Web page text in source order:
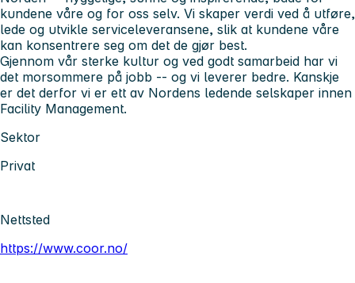
kundene våre og for oss selv. Vi skaper verdi ved å utføre,
lede og utvikle serviceleveransene, slik at kundene våre
kan konsentrere seg om det de gjør best.
Gjennom vår sterke kultur og ved godt samarbeid har vi
det morsommere på jobb -- og vi leverer bedre. Kanskje
er det derfor vi er ett av Nordens ledende selskaper innen
Facility Management.
Sektor
Privat
Nettsted
https://www.coor.no/